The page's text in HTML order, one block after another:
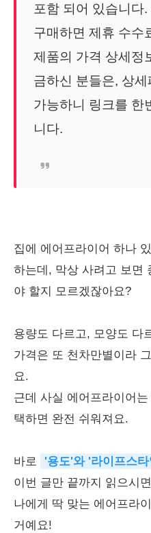
포함 되어 있습니다
구매하면 제휴 수수
제품의 가격 상세정
금하신 분들은, 상
가능하니 링크를 한
니다.
집에 에어프라이어 하나
하는데, 막상 사려고 보면
야 할지 모르겠잖아요?
용량도 다르고, 모양도 다
가격은 또 천차만별이라
요.
근데 사실 에어프라이어
택하면 완전 쉬워져요.
바로 '용도'와 '라이프스
이번 글만 끝까지 읽으시
나에게 딱 맞는 에어프라
거예요!